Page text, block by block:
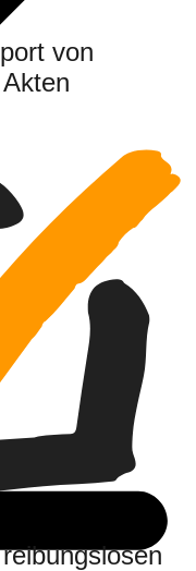
von